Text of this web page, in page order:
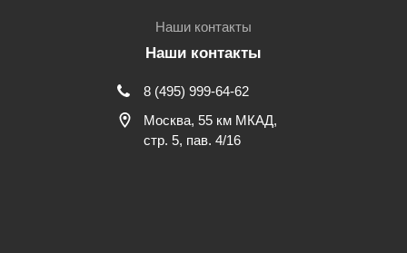
Наши контакты
Наши контакты
8 (495) 999-64-62
Москва, 55 км МКАД,
стр. 5, пав. 4/16